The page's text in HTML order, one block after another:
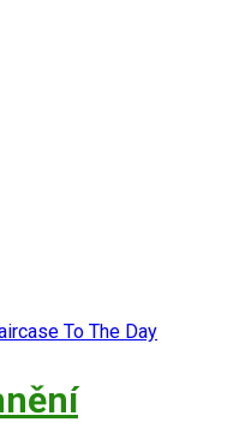
To The Day